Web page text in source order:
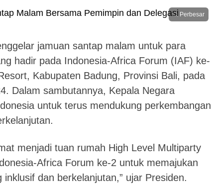
Perbesar
jamuan santap malam untuk para
hadir pada Indonesia-Africa Forum (IAF) ke-
Kabupaten Badung, Provinsi Bali, pada
Dalam sambutannya, Kepala Negara
untuk terus mendukung perkembangan
menjadi tuan rumah High Level Multiparty
Africa Forum ke-2 untuk memajukan
dan berkelanjutan,” ujar Presiden.